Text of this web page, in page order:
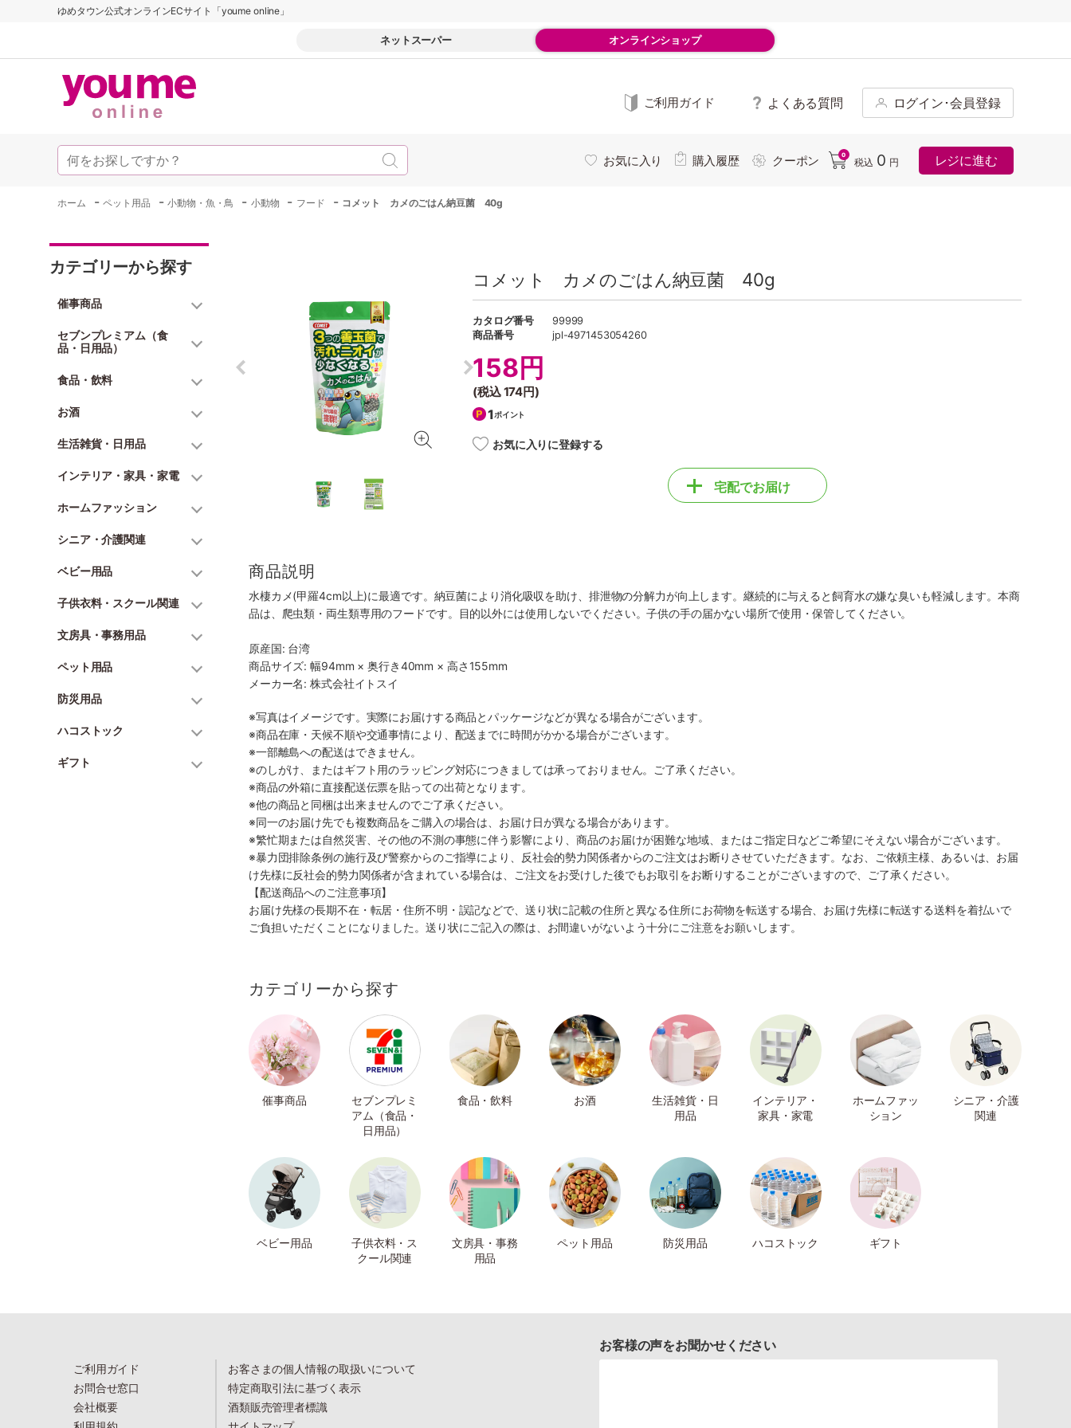
ゆめタウン公式オンラインECサイト「youme online」
ネットスーパー オンラインショップ
ご利用ガイド よくある質問 ログイン･会員登録
お気に入り 購入履歴 クーポン 0
税込 0 円 レジに進む
ホーム -ペット用品 -小動物・魚・鳥 - 小動物 - フード - コメット カメのごはん納豆菌 40g
カテゴリーから探す
催事商品
セブンプレミアム（食
品・日用品）
食品・飲料
お酒
生活雑貨・日用品
インテリア・家具・家電
ホームファッション
シニア・介護関連
ベビー用品
子供衣料・スクール関連
文房具・事務用品
ペット用品
防災用品
ハコストック
ギフト
コメット カメのごはん納豆菌 40g
カタログ番号
99999
商品番号
jpl-4971453054260
158円
(税込174円)
1ポイント
お気に入りに登録する
宅配でお届け
商品説明
水棲カメ(甲羅4cm以上)に最適です。納豆菌により消化吸収を助け、排泄物の分解力が向上します。継続的に与えると飼育水の嫌な臭いも軽減します。本商
品は、爬虫類・両生類専用のフードです。目的以外には使用しないでください。子供の手の届かない場所で使用・保管してください。
原産国: 台湾
商品サイズ: 幅94mm × 奥行き40mm × 高さ155mm
メーカー名: 株式会社イトスイ
※写真はイメージです。実際にお届けする商品とパッケージなどが異なる場合がございます。
※商品在庫・天候不順や交通事情により、配送までに時間がかかる場合がございます。
※一部離島への配送はできません。
※のしがけ、またはギフト用のラッピング対応につきましては承っておりません。ご了承ください。
※商品の外箱に直接配送伝票を貼っての出荷となります。
※他の商品と同梱は出来ませんのでご了承ください。
※同一のお届け先でも複数商品をご購入の場合は、お届け日が異なる場合があります。
※繁忙期または自然災害、その他の不測の事態に伴う影響により、商品のお届けが困難な地域、またはご指定日などご希望にそえない場合がございます。
※暴力団排除条例の施行及び警察からのご指導により、反社会的勢力関係者からのご注文はお断りさせていただきます。なお、ご依頼主様、あるいは、お届
け先様に反社会的勢力関係者が含まれている場合は、ご注文をお受けした後でもお取引をお断りすることがございますので、ご了承ください。
【配送商品へのご注意事項】
お届け先様の長期不在・転居・住所不明・誤記などで、送り状に記載の住所と異なる住所にお荷物を転送する場合、お届け先様に転送する送料を着払いで
ご負担いただくことになりました。送り状にご記入の際は、お間違いがないよう十分にご注意をお願いします。
カテゴリーから探す
催事商品
セブンプレミ
アム（食品・
日用品）
食品・飲料 お酒
生活雑貨・日
用品
インテリア・
家具・家電
ホームファッ
ション
シニア・介護
関連
ベビー用品
子供衣料・ス
クール関連
文房具・事務
用品
ペット用品 防災用品 ハコストック ギフト
ご利用ガイド
お問合せ窓口
会社概要
お客さまの個人情報の取扱いについて
特定商取引法に基づく表示
酒類販売管理者標識
お客様の声をお聞かせください